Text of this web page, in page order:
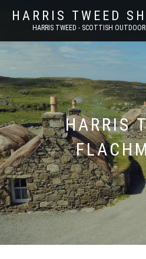
HARRIS TWEED
HARRIS TWEED - SCOTTISH OUTDOOR
HARRIS